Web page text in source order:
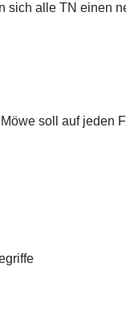
alle TN einen
soll auf jeden